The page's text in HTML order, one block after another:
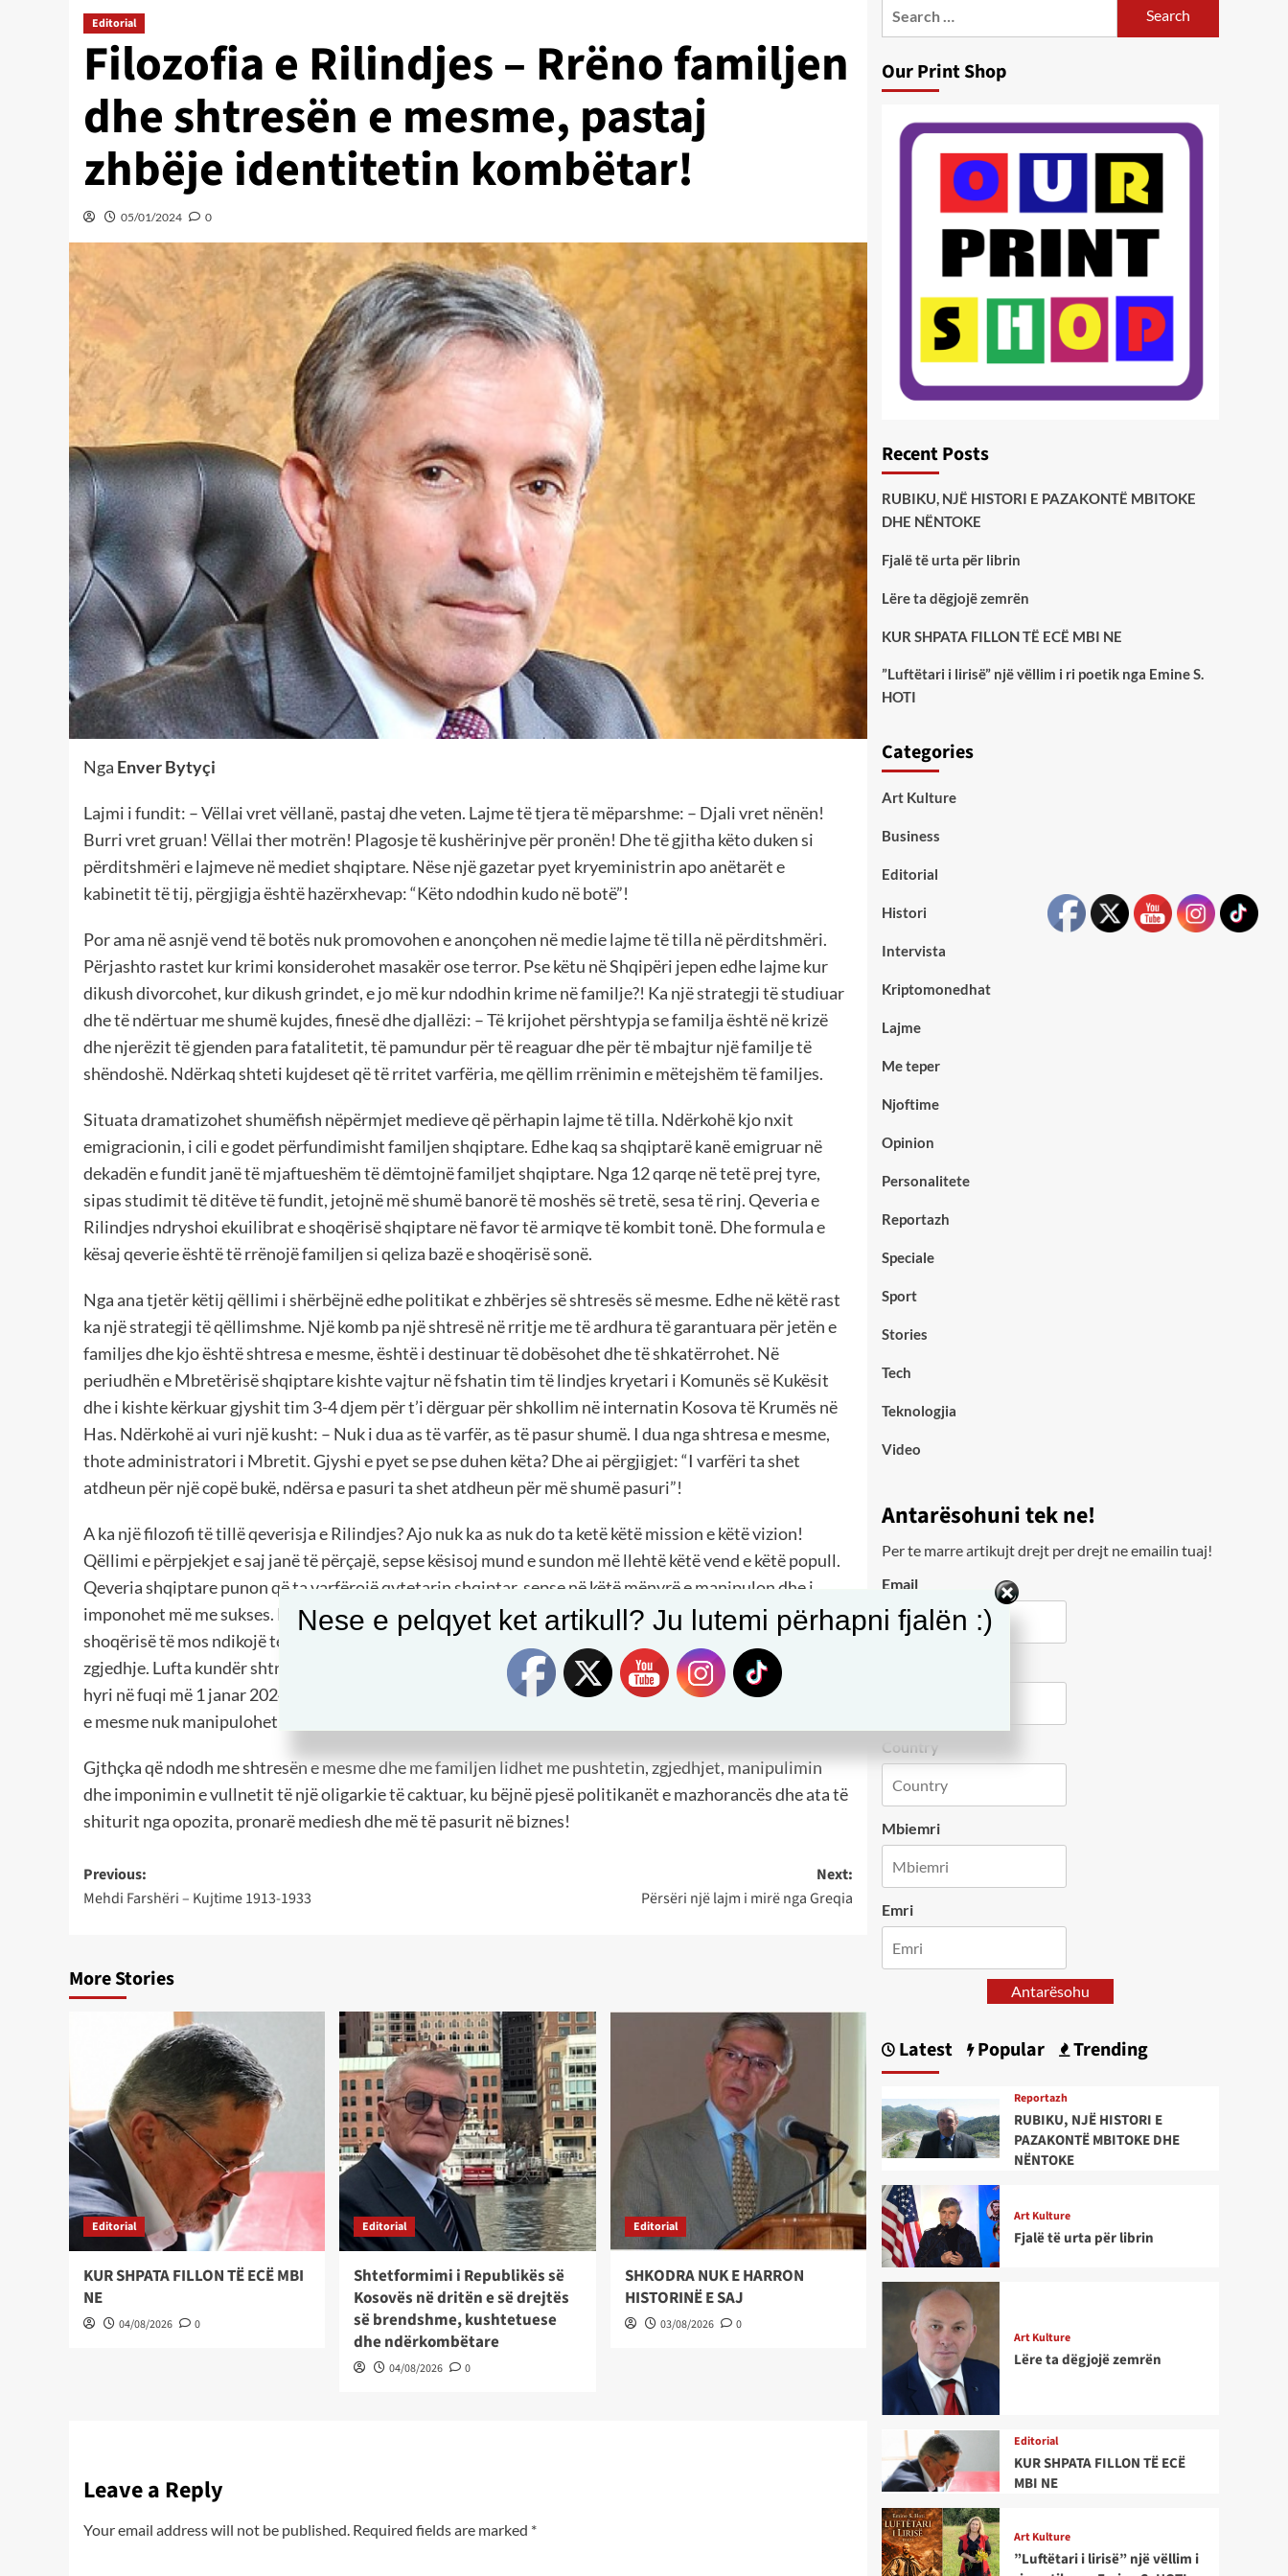
Editorial
Filozofia e Rilindjes – Rrëno familjen
dhe shtresën e mesme, pastaj
zhbëje identitetin kombëtar!
05/01/2024 0
Nga Enver Bytyçi
Lajmi i fundit: – Vëllai vret vëllanë, pastaj dhe veten. Lajme të tjera të mëparshme: – Djali vret nënën!
Burri vret gruan! Vëllai ther motrën! Plagosje të kushërinjve për pronën! Dhe të gjitha këto duken si
përditshmëri e lajmeve në mediet shqiptare. Nëse një gazetar pyet kryeministrin apo anëtarët e
kabinetit të tij, përgjigja është hazërxhevap: “Këto ndodhin kudo në botë”!
Por ama në asnjë vend të botës nuk promovohen e anonçohen në medie lajme të tilla në përditshmëri.
Përjashto rastet kur krimi konsiderohet masakër ose terror. Pse këtu në Shqipëri jepen edhe lajme kur
dikush divorcohet, kur dikush grindet, e jo më kur ndodhin krime në familje?! Ka një strategji të studiuar
dhe të ndërtuar me shumë kujdes, finesë dhe djallëzi: – Të krijohet përshtypja se familja është në krizë
dhe njerëzit të gjenden para fatalitetit, të pamundur për të reaguar dhe për të mbajtur një familje të
shëndoshë. Ndërkaq shteti kujdeset që të rritet varfëria, me qëllim rrënimin e mëtejshëm të familjes.
Situata dramatizohet shumëfish nëpërmjet medieve që përhapin lajme të tilla. Ndërkohë kjo nxit
emigracionin, i cili e godet përfundimisht familjen shqiptare. Edhe kaq sa shqiptarë kanë emigruar në
dekadën e fundit janë të mjaftueshëm të dëmtojnë familjet shqiptare. Nga 12 qarqe në tetë prej tyre,
sipas studimit të ditëve të fundit, jetojnë më shumë banorë të moshës së tretë, sesa të rinj. Qeveria e
Rilindjes ndryshoi ekuilibrat e shoqërisë shqiptare në favor të armiqve të kombit tonë. Dhe formula e
kësaj qeverie është të rrënojë familjen si qeliza bazë e shoqërisë sonë.
Nga ana tjetër këtij qëllimi i shërbëjnë edhe politikat e zhbërjes së shtresës së mesme. Edhe në këtë rast
ka një strategji të qëllimshme. Një komb pa një shtresë në rritje me të ardhura të garantuara për jetën e
familjes dhe kjo është shtresa e mesme, është i destinuar të dobësohet dhe të shkatërrohet. Në
periudhën e Mbretërisë shqiptare kishte vajtur në fshatin tim të lindjes kryetari i Komunës së Kukësit
dhe i kishte kërkuar gjyshit tim 3-4 djem për t’i dërguar për shkollim në internatin Kosova të Krumës në
Has. Ndërkohë ai vuri një kusht: – Nuk i dua as të varfër, as të pasur shumë. I dua nga shtresa e mesme,
thote administratori i Mbretit. Gjyshi e pyet se pse duhen këta? Dhe ai përgjigjet: “I varfëri ta shet
atdheun për një copë bukë, ndërsa e pasuri ta shet atdheun për më shumë pasuri”!
A ka një filozofi të tillë qeverisja e Rilindjes? Ajo nuk ka as nuk do ta ketë këtë mission e këtë vizion!
Qëllimi e përpjekjet e saj janë të përçajë, sepse kësisoj mund e sundon më llehtë këtë vend e këtë popull.
Qeveria shqiptare punon që ta varfërojë qytetarin shqiptar, sepse në këtë mënyrë e manipulon dhe i
imponohet më me sukses. Ka si destinacion ta shkatërrojë familjen, me qëllim që kjo strukturë e
shoqërisë të mos ndikojë te anëtrët e saj për të përzgjedhur alternativën më të mirë të qeverisjes në
zgjedhje. Lufta kundër shtresës së mesme është objektiv edhe i ligjit të tatimit për profesionet e lira, i cili
hyri në fuqi më 1 janar 2024. Rrënimi i kësaj shtrese është interes politik i Rilindjes, sepse vetëm shtresa
e mesme nuk manipulohet dhe nuk gënjehet me një thes miell në këmbim të votës.
Gjthçka që ndodh me shtresën e mesme dhe me familjen lidhet me pushtetin, zgjedhjet, manipulimin
dhe imponimin e vullnetit të një oligarkie të caktuar, ku bëjnë pjesë politikanët e mazhorancës dhe ata të
shiturit nga opozita, pronarë mediesh dhe më të pasurit në biznes!
Post
navigation
Previous:
Mehdi Farshёri – Kujtime 1913-1933
Next:
Përsëri një lajm i mirë nga Greqia
More Stories
Editorial
KUR SHPATA FILLON TË ECË MBI
NE
04/08/2026 0
Editorial
Shtetformimi i Republikës së
Kosovës në dritën e së drejtës
së brendshme, kushtetuese
dhe ndërkombëtare
04/08/2026 0
Editorial
SHKODRA NUK E HARRON
HISTORINË E SAJ
03/08/2026 0
Leave a Reply
Your email address will not be published. Required fields are marked *
Our Print Shop
Recent Posts
RUBIKU, NJË HISTORI E PAZAKONTË MBITOKE
DHE NËNTOKE
Fjalë të urta për librin
Lëre ta dëgjojë zemrën
KUR SHPATA FILLON TË ECË MBI NE
”Luftëtari i lirisë” një vëllim i ri poetik nga Emine S.
HOTI
Categories
Art Kulture
Business
Editorial
Histori
Intervista
Kriptomonedhat
Lajme
Me teper
Njoftime
Opinion
Personalitete
Reportazh
Speciale
Sport
Stories
Tech
Teknologjia
Video
Antarësohuni tek ne!
Per te marre artikujt drejt per drejt ne emailin tuaj!
Email
Country
Mbiemri
Emri
Antarësohu
Latest Popular Trending
Reportazh
RUBIKU, NJË HISTORI E
PAZAKONTË MBITOKE DHE
NËNTOKE
Art Kulture
Fjalë të urta për librin
Art Kulture
Lëre ta dëgjojë zemrën
Editorial
KUR SHPATA FILLON TË ECË
MBI NE
Art Kulture
”Luftëtari i lirisë” një vëllim i
Nese e pelqyet ket artikull? Ju lutemi përhapni fjalën :)